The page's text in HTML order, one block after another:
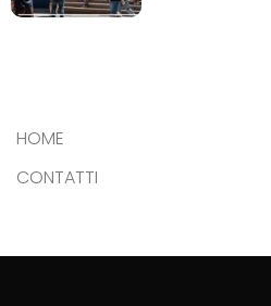
HOME
CONTATTI